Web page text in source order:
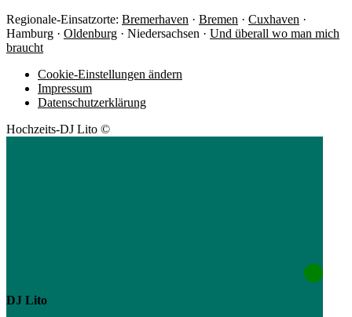
Regionale-Einsatzorte: Bremerhaven · Bremen · Cuxhaven ·
Hamburg · Oldenburg · Niedersachsen · Und überall wo man mich
braucht
Cookie-Einstellungen ändern
Impressum
Datenschutzerklärung
Hochzeits-DJ Lito ©
DJ Lito